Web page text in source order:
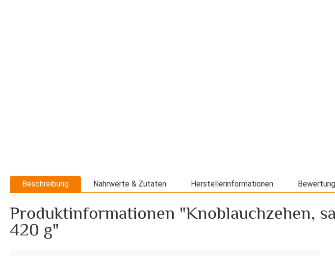
Beschreibung Nährwerte & Zutaten Herstellerinformationen
Produktinformationen "Knoblauchzehen,
420 g"